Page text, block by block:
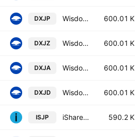
DXJP WisdomTree Japan Equity UCITS ETF GBP Hedged 600.01 K
DXJZ WisdomTree Japan Equity UCITS ETF JPY Acc 600.01 K
DXJA WisdomTree Japan Equity UCITS ETF AccumHedged USD 600.01 K
DXJD WisdomTree Japan Equity UCITS ETF - CHF Hedged Acc 600.01 K
ISJP iShares MSCI Japan Small Cap UCITS ETF 590.2 K